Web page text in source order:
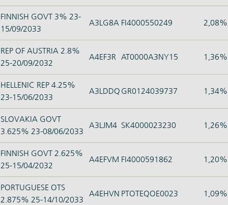
FINNISH GOVT 3% 23-
15/09/2033
A3LG8A FI4000550249 2,08%
REP OF AUSTRIA 2.8%
25-20/09/2032
A4EF3R AT0000A3NY15 1,36%
HELLENIC REP 4.25%
23-15/06/2033
A3LDDQ GR0124039737 1,34%
SLOVAKIA GOVT
3.625% 23-08/06/2033
A3LJM4 SK4000023230 1,26%
FINNISH GOVT 2.625%
25-15/04/2032
A4EFVM FI4000591862 1,20%
PORTUGUESE OTS
2.875% 25-14/10/2033
A4EHVN PTOTEQOE0023 1,09%